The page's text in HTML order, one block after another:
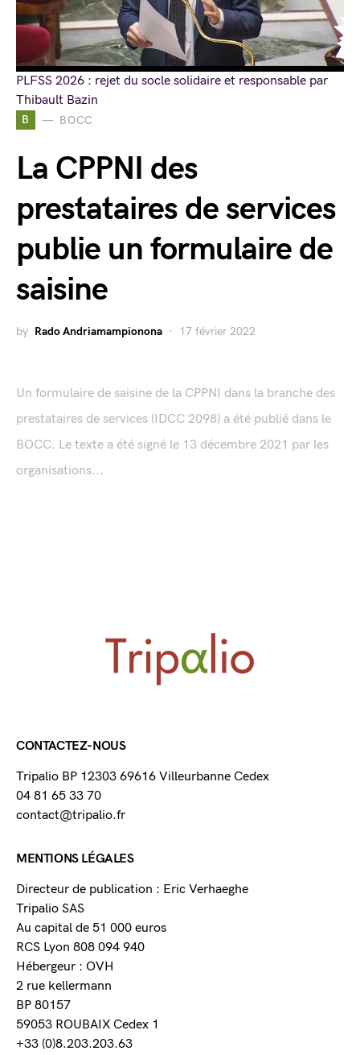
B BOCC
La CPPNI des
prestataires de services
publie un formulaire de
saisine
by Rado Andriamampionona 17 février 2022
Un formulaire de saisine de la CPPNI dans la branche des
prestataires de services (IDCC 2098) a été publié dans le
BOCC. Le texte a été signé le 13 décembre 2021 par les
organisations...
PLFSS 2026 : rejet du socle solidaire et responsable par
Thibault Bazin
CONTACTEZ-NOUS
Tripalio BP 12303 69616 Villeurbanne Cedex
04 81 65 33 70
contact@tripalio.fr
MENTIONS LÉGALES
Directeur de publication : Eric Verhaeghe
Tripalio SAS
Au capital de 51 000 euros
RCS Lyon 808 094 940
Hébergeur : OVH
2 rue kellermann
BP 80157
59053 ROUBAIX Cedex 1
+33 (0)8.203.203.63